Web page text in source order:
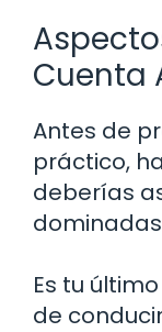
Cuenta
Antes de
práctico,
deberías
Es tu
de